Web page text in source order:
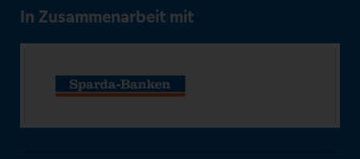
In Zusammenarbeit mit